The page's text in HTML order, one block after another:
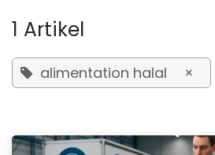
1 Artikel
alimentation halal ×